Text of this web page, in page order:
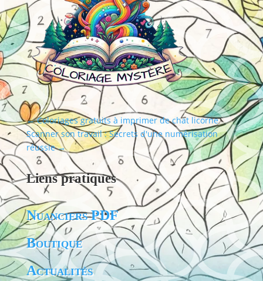
←Coloriages gratuits à imprimer de chat licorne
Scanner son travail : Secrets d'une numérisation
réussie→
Liens pratiques
Nuanciers PDF
Boutique
Actualités